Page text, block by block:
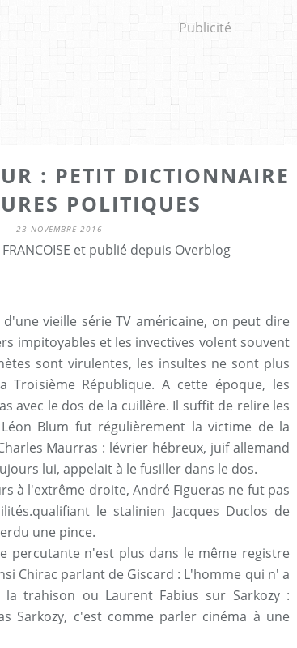
Publicité
: PETIT DICTIONNAIRE
POLITIQUES
23 NOVEMBRE 2016
et publié depuis Overblog
vieille série TV américaine, on peut dire
impitoyables et les invectives volent souvent
sont virulentes, les insultes ne sont plus
Troisième République. A cette époque, les
avec le dos de la cuillère. Il suffit de relire les
Blum fut régulièrement la victime de la
Maurras : lévrier hébreux, juif allemand
lui, appelait à le fusiller dans le dos.
à l'extrême droite, André Figueras ne fut pas
le stalinien Jacques Duclos de
une pince.
percutante n'est plus dans le même registre
Chirac parlant de Giscard : L'homme qui n' a
trahison ou Laurent Fabius sur Sarkozy :
Sarkozy, c'est comme parler cinéma à une